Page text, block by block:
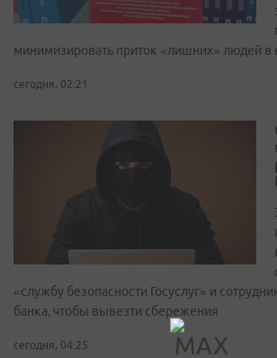
минимизировать приток «лишних» людей в
сегодня, 02:21
«службу безопасности Госуслуг» и
банка, чтобы вывезти сбережения
сегодня, 04:25